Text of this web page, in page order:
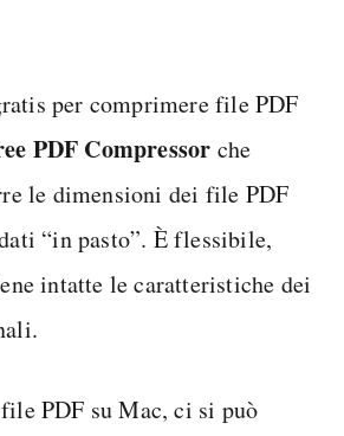
per comprimere file PDF
PDF Compressor che
le dimensioni dei file PDF
“in pasto”. È flessibile,
intatte le caratteristiche dei
PDF su Mac, ci si può